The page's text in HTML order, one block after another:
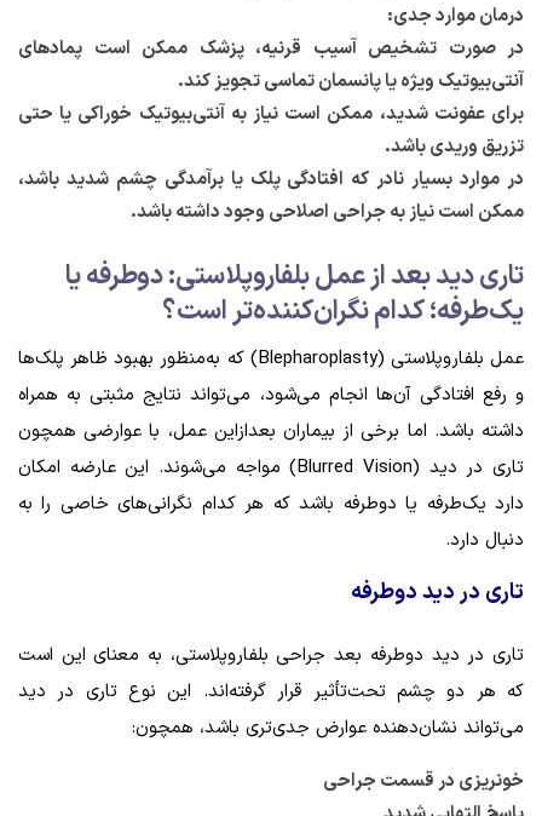
درمان موارد جدی:
در صورت تشخیص آسیب قرنیه، پزشک ممکن است پمادهای
آنتی‌بیوتیک ویژه یا پانسمان تماسی تجویز کند.
برای عفونت شدید، ممکن است نیاز به آنتی‌بیوتیک خوراکی یا حتی
تزریق وریدی باشد.
در موارد بسیار نادر که افتادگی پلک یا برآمدگی چشم شدید باشد،
ممکن است نیاز به جراحی اصلاحی وجود داشته باشد.
تاری دید بعد از عمل بلفاروپلاستی: دوطرفه یا
یک‌طرفه؛ کدام نگران‌کننده‌تر است؟
عمل بلفاروپلاستی (Blepharoplasty) که به‌منظور بهبود ظاهر پلک‌ها
و رفع افتادگی آن‌ها انجام می‌شود، می‌تواند نتایج مثبتی به همراه
داشته باشد. اما برخی از بیماران بعدازاین عمل، با عوارضی همچون
تاری در دید (Blurred Vision) مواجه می‌شوند. این عارضه امکان
دارد یک‌طرفه یا دوطرفه باشد که هر کدام نگرانی‌های خاصی را به
دنبال دارد.
تاری در دید دوطرفه
تاری در دید دوطرفه بعد جراحی بلفاروپلاستی، به معنای این است
که هر دو چشم تحت‌تأثیر قرار گرفته‌اند. این نوع تاری در دید
می‌تواند نشان‌دهنده عوارض جدی‌تری باشد، همچون:
خونریزی در قسمت جراحی